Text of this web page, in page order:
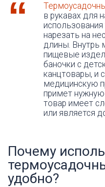
в рукавах для
нарезать на
длины. Внутрь
пищевые
баночки с
канцтовары, и
медицинскую
примет
товар имеет
или является
Почему
удобно?